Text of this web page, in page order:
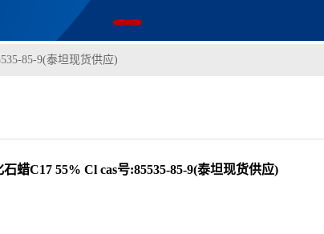
85-9(泰坦现货供应)
蜡C17 55% Cl cas号:85535-85-9(泰坦现货供应)